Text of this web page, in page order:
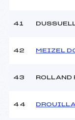
41
42 MEIZEL
43 ROLLAND
44